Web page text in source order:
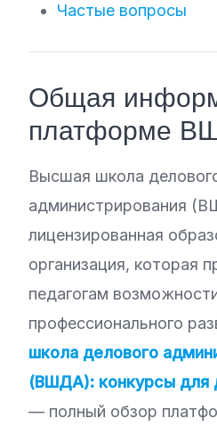
Частые вопросы
Общая
платформе
Высшая школа
администрирования
лицензированная
организация, которая
педагогам
профессионального
школа делового
(ВШДА): конкурсы для
— полный обзор